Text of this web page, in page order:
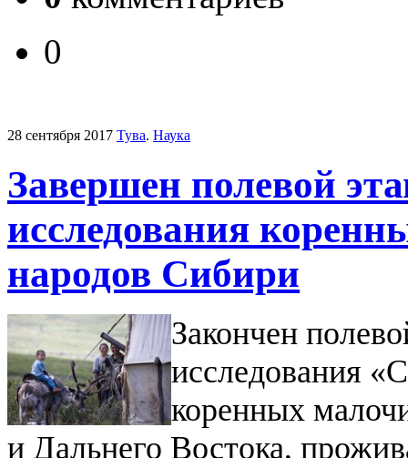
0
28 сентября 2017 Тува. Наука
Завершен полевой
исследования
народов Сибири
Закончен
исследования
коренных
и Дальнего Востока,